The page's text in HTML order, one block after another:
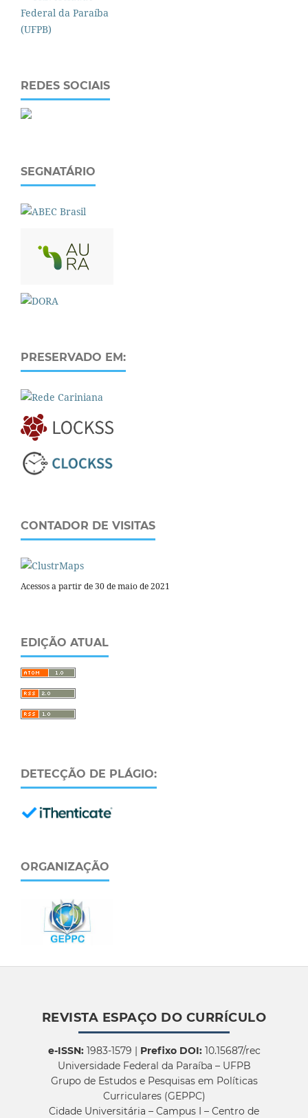
REDES SOCIAIS
SEGNATÁRIO
PRESERVADO EM:
CONTADOR DE VISITAS
Acessos a partir de 30 de maio de 2021
EDIÇÃO ATUAL
DETECÇÃO DE PLÁGIO:
ORGANIZAÇÃO
REVISTA ESPAÇO DO CURRÍCULO
e-ISSN:1983-1579 | Prefixo DOI:10.15687/rec
Universidade Federal da Paraíba – UFPB
Grupo de Estudos e Pesquisas em Políticas
Curriculares (GEPPC)
Cidade Universitária – Campus I – Centro de